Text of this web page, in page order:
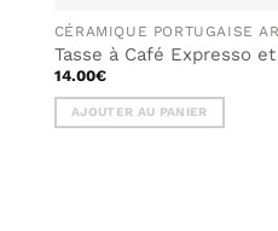
CÉRAMIQUE PORTUGAISE
Tasse à Café Expresso
14.00€
AJOUTER AU PANIER